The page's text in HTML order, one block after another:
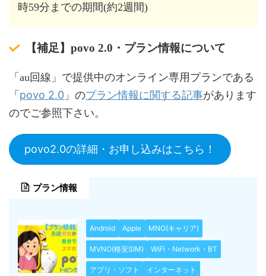
時59分までの期間(約2週間)
【補足】povo 2.0・プラン情報について
「au回線」で提供中のオンライン専用プランである
「 povo 2.0 」のプラン情報に関する記事があります
のでご参照下さい。
povo2.0の詳細・お申し込みはこちら！
プラン情報
Android Apple MNO(キャリア)
MVNO(格安SIM) WiFi・Network・BT
アプリ・ソフト インターネット